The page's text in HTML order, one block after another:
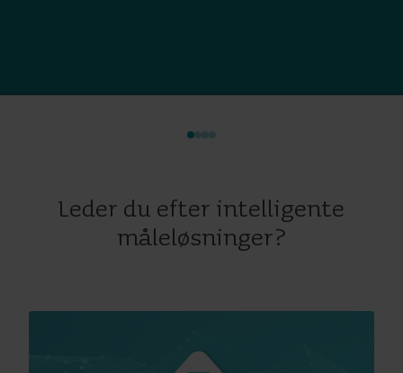
Leder du efter intelligente
måleløsninger?